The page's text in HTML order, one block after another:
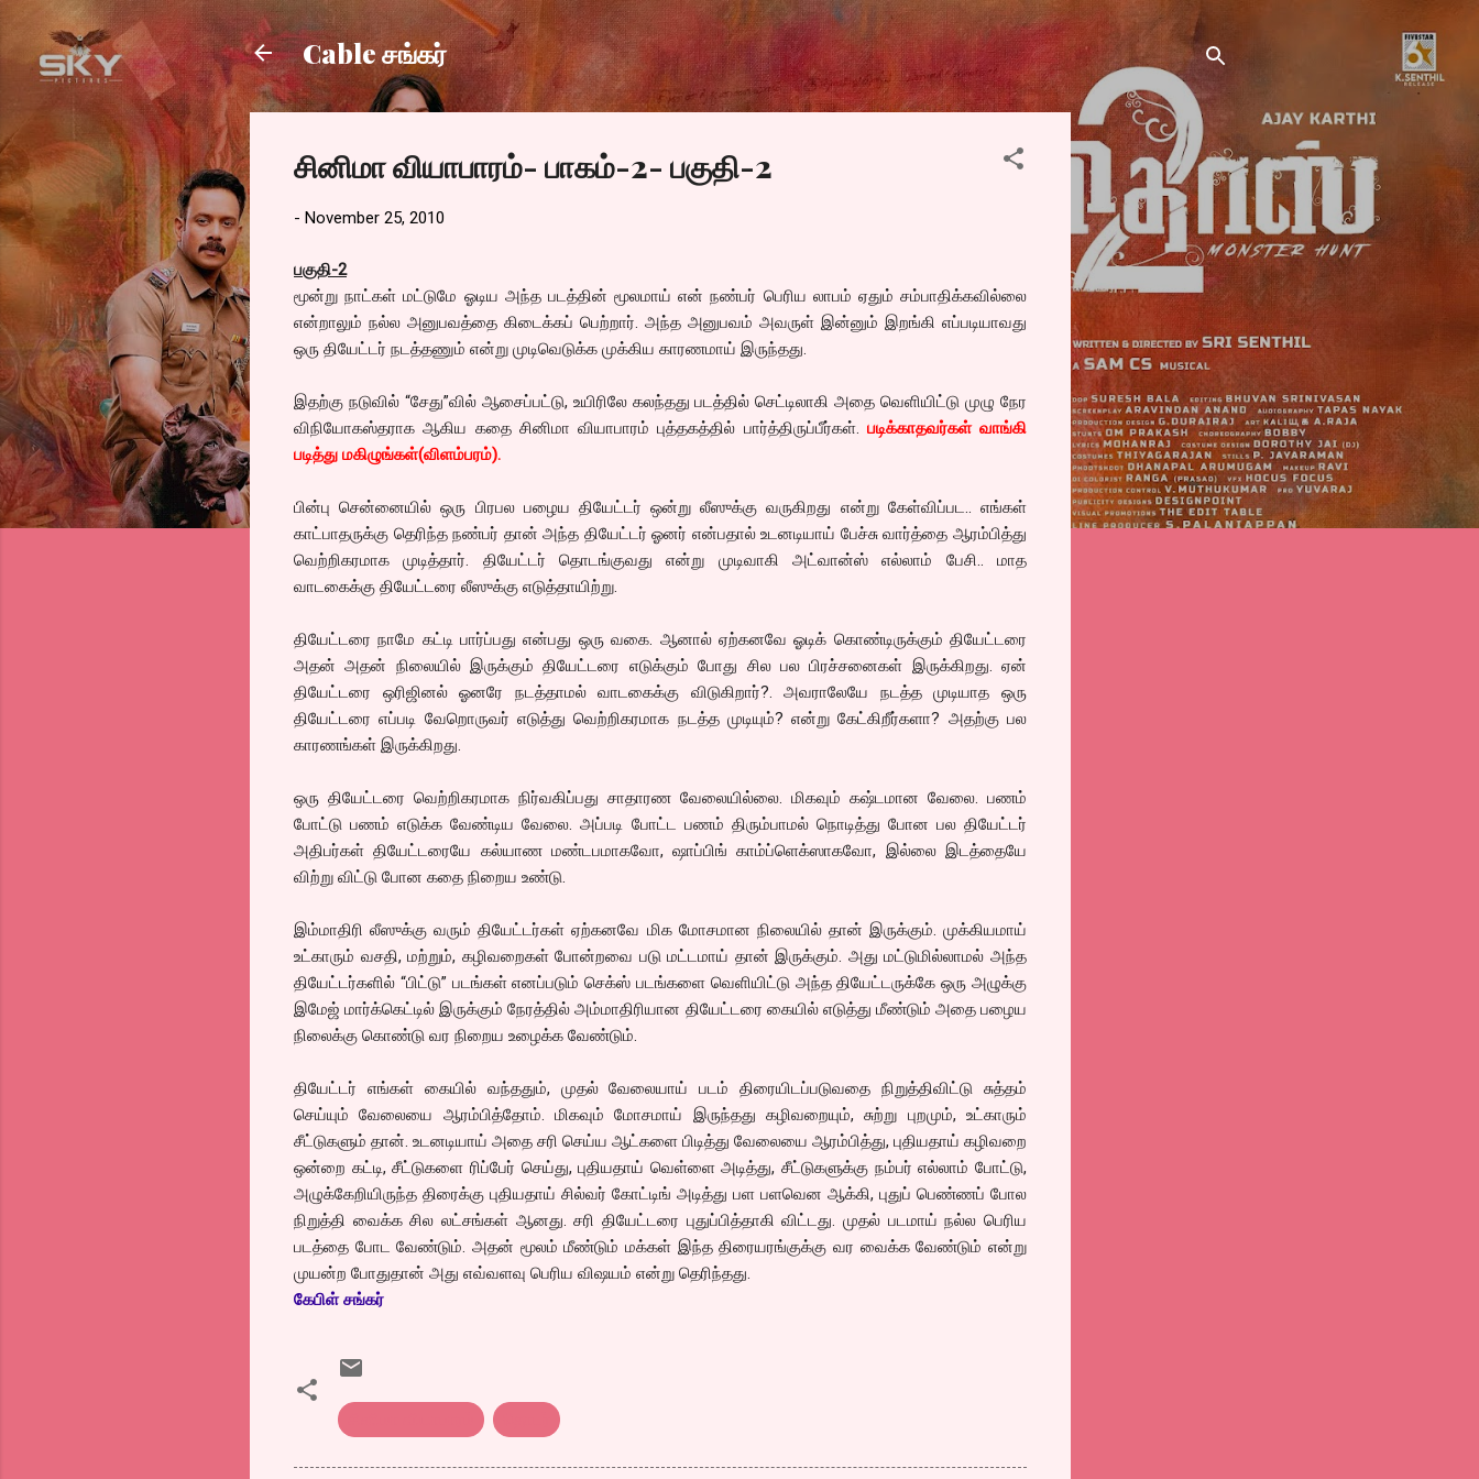
Skip to main content
Cable சங்கர்
சினிமா வியாபாரம்- பாகம்-2- பகுதி-2
- November 25, 2010
பகுதி-2
மூன்று நாட்கள் மட்டுமே ஓடிய அந்த படத்தின் மூலமாய் என் நண்பர் பெரிய லாபம் ஏதும் சம்பாதிக்கவில்லை
என்றாலும் நல்ல அனுபவத்தை கிடைக்கப் பெற்றார். அந்த அனுபவம் அவருள் இன்னும் இறங்கி எப்படியாவது
ஒரு தியேட்டர் நடத்தணும் என்று முடிவெடுக்க முக்கிய காரணமாய் இருந்தது.
இதற்கு நடுவில் “சேது”வில் ஆசைப்பட்டு, உயிரிலே கலந்தது படத்தில் செட்டிலாகி அதை வெளியிட்டு முழு நேர
விநியோகஸ்தராக ஆகிய கதை சினிமா வியாபாரம் புத்தகத்தில் பார்த்திருப்பீர்கள். படிக்காதவர்கள் வாங்கி
படித்து மகிழுங்கள்(விளம்பரம்).
பின்பு சென்னையில் ஒரு பிரபல பழைய தியேட்டர் ஒன்று லீஸுக்கு வருகிறது என்று கேள்விப்பட.. எங்கள்
காட்பாதருக்கு தெரிந்த நண்பர் தான் அந்த தியேட்டர் ஓனர் என்பதால் உடனடியாய் பேச்சு வார்த்தை ஆரம்பித்து
வெற்றிகரமாக முடித்தார். தியேட்டர் தொடங்குவது என்று முடிவாகி அட்வான்ஸ் எல்லாம் பேசி.. மாத
வாடகைக்கு தியேட்டரை லீஸுக்கு எடுத்தாயிற்று.
தியேட்டரை நாமே கட்டி பார்ப்பது என்பது ஒரு வகை. ஆனால் ஏற்கனவே ஓடிக் கொண்டிருக்கும் தியேட்டரை
அதன் அதன் நிலையில் இருக்கும் தியேட்டரை எடுக்கும் போது சில பல பிரச்சனைகள் இருக்கிறது. ஏன்
தியேட்டரை ஒரிஜினல் ஓனரே நடத்தாமல் வாடகைக்கு விடுகிறார்?. அவராலேயே நடத்த முடியாத ஒரு
தியேட்டரை எப்படி வேறொருவர் எடுத்து வெற்றிகரமாக நடத்த முடியும்? என்று கேட்கிறீர்களா? அதற்கு பல
காரணங்கள் இருக்கிறது.
ஒரு தியேட்டரை வெற்றிகரமாக நிர்வகிப்பது சாதாரண வேலையில்லை. மிகவும் கஷ்டமான வேலை. பணம்
போட்டு பணம் எடுக்க வேண்டிய வேலை. அப்படி போட்ட பணம் திரும்பாமல் நொடித்து போன பல தியேட்டர்
அதிபர்கள் தியேட்டரையே கல்யாண மண்டபமாகவோ, ஷாப்பிங் காம்ப்ளெக்ஸாகவோ, இல்லை இடத்தையே
விற்று விட்டு போன கதை நிறைய உண்டு.
இம்மாதிரி லீஸுக்கு வரும் தியேட்டர்கள் ஏற்கனவே மிக மோசமான நிலையில் தான் இருக்கும். முக்கியமாய்
உட்காரும் வசதி, மற்றும், கழிவறைகள் போன்றவை படு மட்டமாய் தான் இருக்கும். அது மட்டுமில்லாமல் அந்த
தியேட்டர்களில் “பிட்டு” படங்கள் எனப்படும் செக்ஸ் படங்களை வெளியிட்டு அந்த தியேட்டருக்கே ஒரு அழுக்கு
இமேஜ் மார்க்கெட்டில் இருக்கும் நேரத்தில் அம்மாதிரியான தியேட்டரை கையில் எடுத்து மீண்டும் அதை பழைய
நிலைக்கு கொண்டு வர நிறைய உழைக்க வேண்டும்.
தியேட்டர் எங்கள் கையில் வந்ததும், முதல் வேலையாய் படம் திரையிடப்படுவதை நிறுத்திவிட்டு சுத்தம்
செய்யும் வேலையை ஆரம்பித்தோம். மிகவும் மோசமாய் இருந்தது கழிவறையும், சுற்று புறமும், உட்காரும்
சீட்டுகளும் தான். உடனடியாய் அதை சரி செய்ய ஆட்களை பிடித்து வேலையை ஆரம்பித்து, புதியதாய் கழிவறை
ஒன்றை கட்டி, சீட்டுகளை ரிப்பேர் செய்து, புதியதாய் வெள்ளை அடித்து, சீட்டுகளுக்கு நம்பர் எல்லாம் போட்டு,
அழுக்கேறியிருந்த திரைக்கு புதியதாய் சில்வர் கோட்டிங் அடித்து பள பளவென ஆக்கி, புதுப் பெண்ணப் போல
நிறுத்தி வைக்க சில லட்சங்கள் ஆனது. சரி தியேட்டரை புதுப்பித்தாகி விட்டது. முதல் படமாய் நல்ல பெரிய
படத்தை போட வேண்டும். அதன் மூலம் மீண்டும் மக்கள் இந்த திரையரங்குக்கு வர வைக்க வேண்டும் என்று
முயன்ற போதுதான் அது எவ்வளவு பெரிய விஷயம் என்று தெரிந்தது.
கேபிள் சங்கர்